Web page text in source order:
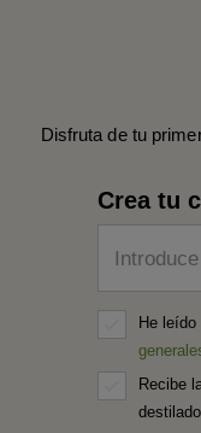
Disfruta de tu
Crea tu
He
Recibe